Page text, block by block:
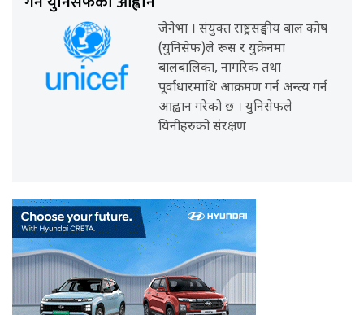
जेनेभा । संयुक्त राष्ट्रसङ्घीय बाल कोष
(युनिसेफ)ले रूस र युक्रेनमा
बालबालिका, नागरिक तथा
पूर्वाधारमाथि आक्रमण गर्न अन्त्य गर्न
आह्वान गरेको छ । युनिसेफले
यिनीहरुको संरक्षण